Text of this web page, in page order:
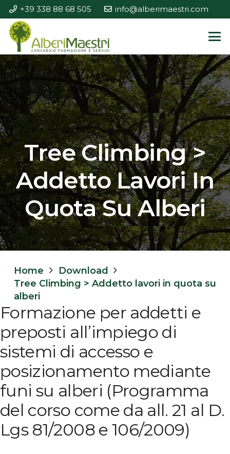
+39 338 88 68 505 info@alberimaestri.com
Tree Climbing >
Addetto Lavori In
Quota Su Alberi
Home
Download
Tree Climbing > Addetto lavori in quota su
alberi
Formazione per addetti e
preposti all’impiego di
sistemi di accesso e
posizionamento mediante
funi su alberi (Programma
del corso come da all. 21 al D.
Lgs 81/2008 e 106/2009)